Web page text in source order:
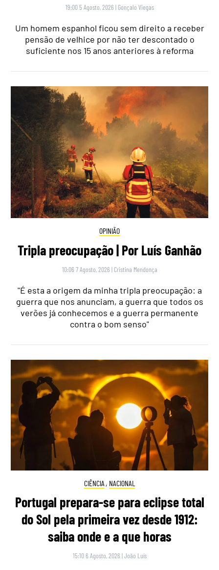
19:00 5 Agosto, 2026 | Gonçalo Viegas
Um homem espanhol ficou sem direito a receber
pensão de velhice por não ter descontado o
suficiente nos 15 anos anteriores à reforma
OPINIÃO
Tripla preocupação | Por Luís Ganhão
10:06 7 Agosto, 2026 | Cristina Mendonça
"É esta a origem da minha tripla preocupação: a
guerra que nos anunciam, a guerra que todos os
verões já conhecemos e a guerra permanente
contra o bom senso"
CIÊNCIA , NACIONAL
Portugal prepara-se para eclipse total
do Sol pela primeira vez desde 1912:
saiba onde e a que horas
15:10 6 Agosto, 2026 |João Luís